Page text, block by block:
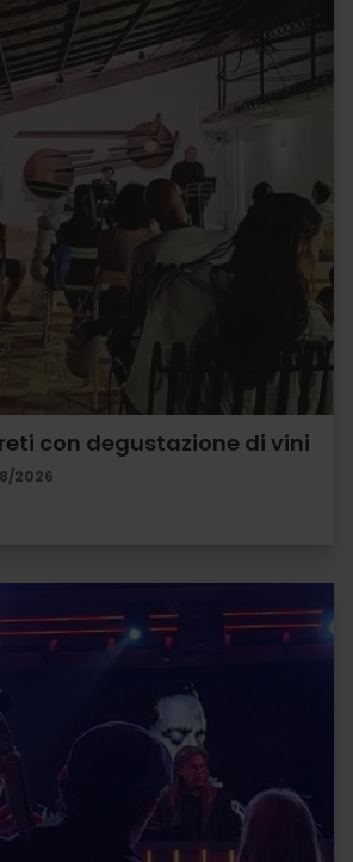
con degustazione di vini
2026